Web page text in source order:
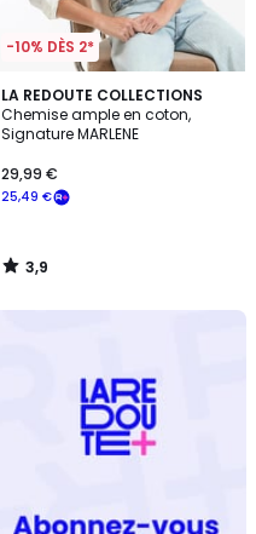
-10% DÈS 2*
LA REDOUTE COLLECTIONS
Chemise ample en coton,
Signature MARLENE
25,49 €
29,99 €
3,9
/ 5
3,9
/